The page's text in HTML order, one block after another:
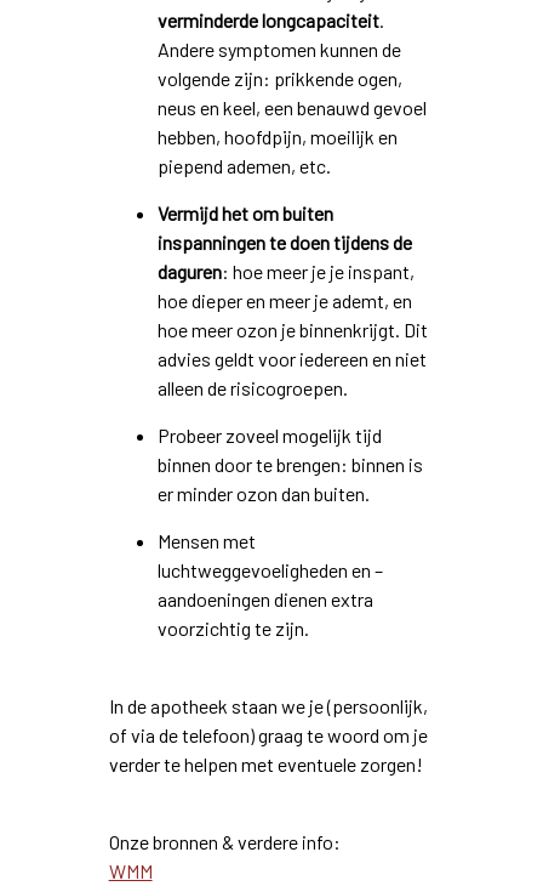
verminderde longcapaciteit.
Andere symptomen kunnen de
volgende zijn: prikkende ogen,
neus en keel, een benauwd gevoel
hebben, hoofdpijn, moeilijk en
piepend ademen, etc.
Vermijd het om buiten
inspanningen te doen tijdens de
daguren: hoe meer je je inspant,
hoe dieper en meer je ademt, en
hoe meer ozon je binnenkrijgt. Dit
advies geldt voor iedereen en niet
alleen de risicogroepen.
Probeer zoveel mogelijk tijd
binnen door te brengen: binnen is
er minder ozon dan buiten.
Mensen met
luchtweggevoeligheden en –
aandoeningen dienen extra
voorzichtig te zijn.
In de apotheek staan we je (persoonlijk,
of via de telefoon) graag te woord om je
verder te helpen met eventuele zorgen!
Onze bronnen & verdere info:
WMM